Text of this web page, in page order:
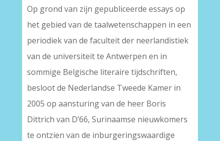
Op grond van zijn gepubliceerde essays op
het gebied van de taalwetenschappen in een
periodiek van de faculteit der neerlandistiek
van de universiteit te Antwerpen en in
sommige Belgische literaire tijdschriften,
besloot de Nederlandse Tweede Kamer in
2005 op aansturing van de heer Boris
Dittrich van D’66, Surinaamse nieuwkomers
te ontzien van de inburgeringswaardige